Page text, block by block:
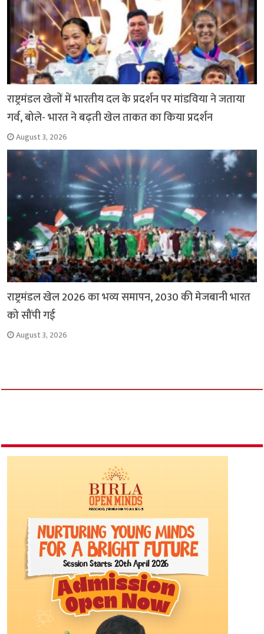
राष्ट्रमंडल खेलों में भारतीय दल के प्रदर्शन पर मांडविया ने जताया
गर्व, बोले- भारत ने बढ़ती खेल ताकत का किया प्रदर्शन
August 3, 2026
राष्ट्रमंडल खेल 2026 का भव्य समापन, 2030 की मेजबानी भारत
को सौंपी गई
August 3, 2026